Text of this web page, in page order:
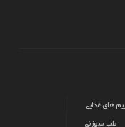
های غذایی
طب سوزنی